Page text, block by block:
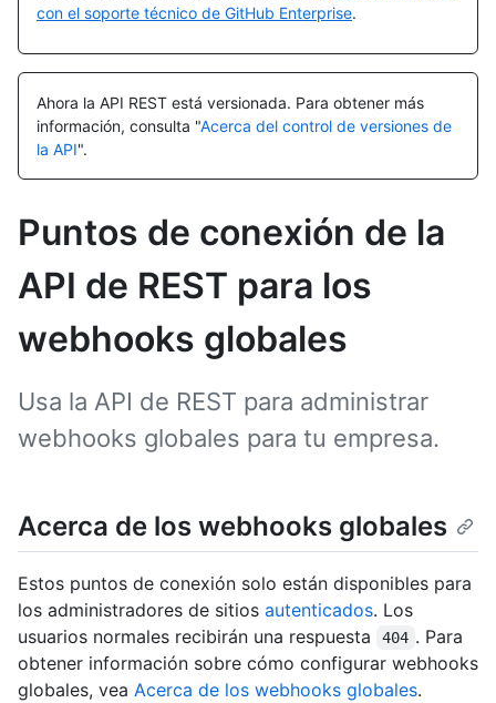
con el soporte técnico de GitHub Enterprise.
Ahora la API REST está versionada. Para obtener más
información, consulta "Acerca del control de versiones de
la API".
Puntos de conexión de la
API de REST para los
webhooks globales
Usa la API de REST para administrar
webhooks globales para tu empresa.
Acerca de los webhooks globales
Estos puntos de conexión solo están disponibles para
los administradores de sitios autenticados. Los
usuarios normales recibirán una respuesta
404 . Para
obtener información sobre cómo configurar webhooks
globales, vea Acerca de los webhooks globales.